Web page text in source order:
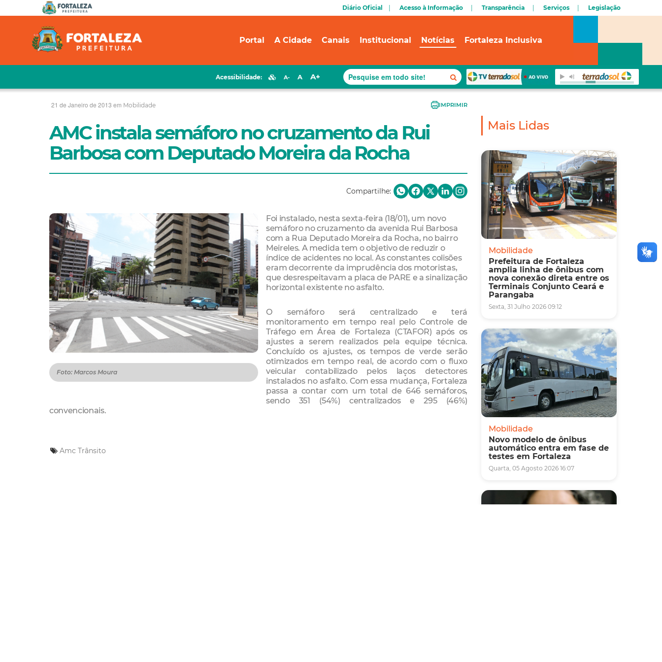
Diário Oficial Acesso à Informação Transparência Serviços Legislação
Portal A Cidade Canais Institucional Notícias Fortaleza Inclusiva
Acessibilidade: A- A A+
21 de Janeiro de 2013 em Mobilidade IMPRIMIR
AMC instala semáforo no cruzamento da Rui
Barbosa com Deputado Moreira da Rocha
Compartilhe:
Foto: Marcos Moura
Foi instalado, nesta sexta-feira (18/01), um novo
semáforo no cruzamento da avenida Rui Barbosa
com a Rua Deputado Moreira da Rocha, no bairro
Meireles. A medida tem o objetivo de reduzir o
índice de acidentes no local. As constantes colisões
eram decorrente da imprudência dos motoristas,
que desrespeitavam a placa de PARE e a sinalização
horizontal existente no asfalto.
O semáforo será centralizado e terá
monitoramento em tempo real pelo Controle de
Tráfego em Área de Fortaleza (CTAFOR) após os
ajustes a serem realizados pela equipe técnica.
Concluído os ajustes, os tempos de verde serão
otimizados em tempo real, de acordo com o fluxo
veicular contabilizado pelos laços detectores
instalados no asfalto. Com essa mudança, Fortaleza
passa a contar com um total de 646 semáforos,
sendo 351 (54%) centralizados e 295 (46%)
convencionais.
Amc Trânsito
Mais Lidas
Mobilidade
Prefeitura de Fortaleza
amplia linha de ônibus com
nova conexão direta entre os
Terminais Conjunto Ceará e
Parangaba
Sexta, 31 Julho 2026 09:12
Mobilidade
Novo modelo de ônibus
automático entra em fase de
testes em Fortaleza
Quarta, 05 Agosto 2026 16:07